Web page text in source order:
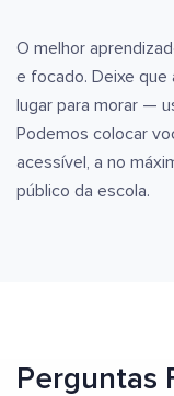
O melhor
e focado. Deixe
lugar para morar —
Podemos colocar
acessível, a no
público da escola.
Perguntas